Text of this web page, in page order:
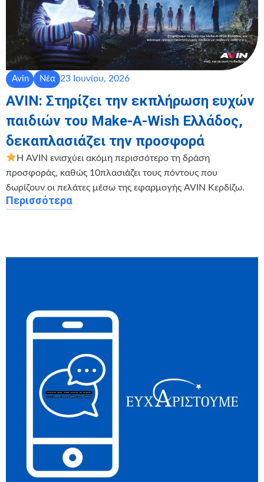
Avin Νέα 23 Ιουνίου, 2026
AVIN: Στηρίζει την εκπλήρωση ευχών
παιδιών του Make-A-Wish Ελλάδος,
δεκαπλασιάζει την προσφορά
Η AVIN ενισχύει ακόμη περισσότερο τη δράση
προσφοράς, καθώς 10πλασιάζει τους πόντους που
δωρίζουν οι πελάτες μέσω της εφαρμογής AVIN Κερδίζω.
Περισσότερα